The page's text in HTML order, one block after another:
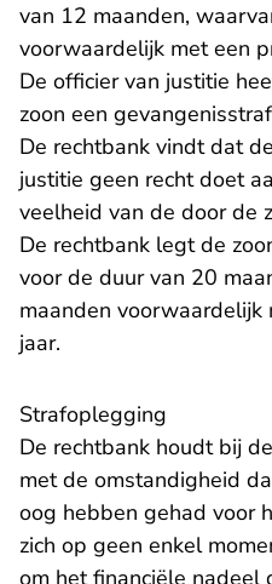
van 12 maanden,
voorwaardelijk met een
De officier van justitie
zoon een
De rechtbank vindt dat
justitie geen recht doet
veelheid van de door de
De rechtbank legt de
voor de duur van 20
maanden
jaar.
Strafoplegging
De rechtbank houdt bij
met de omstandigheid
oog hebben gehad voor
zich op geen enkel
om het financiële nadeel